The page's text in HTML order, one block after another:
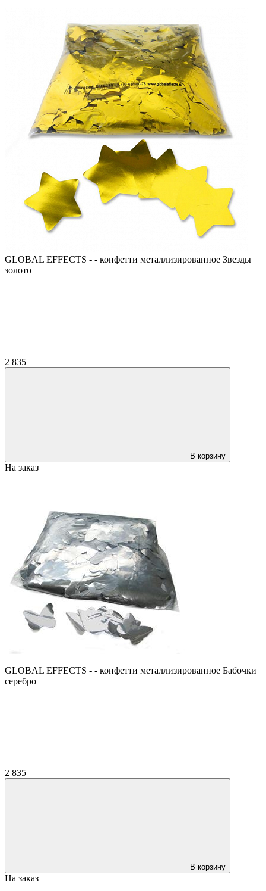
GLOBAL EFFECTS - - конфетти металлизированное Звезды
золото
2 835
В корзину
На заказ
GLOBAL EFFECTS - - конфетти металлизированное Бабочки
серебро
2 835
В корзину
На заказ